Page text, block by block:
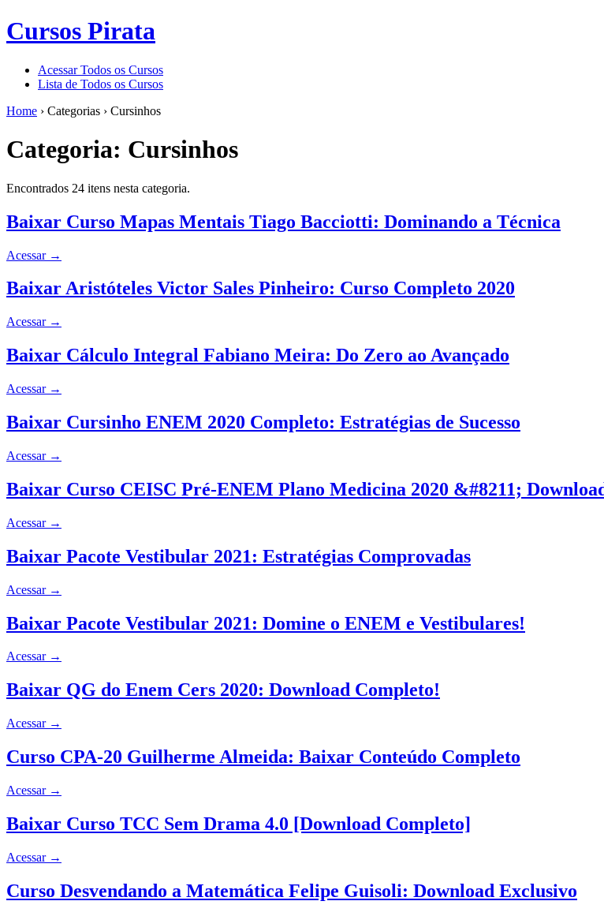
Cursos Pirata
Acessar Todos os Cursos
Lista de Todos os Cursos
Home › Categorias › Cursinhos
Categoria: Cursinhos
Encontrados 24 itens nesta categoria.
Baixar Curso Mapas Mentais Tiago Bacciotti: Dominando a Técnica
Acessar →
Baixar Aristóteles Victor Sales Pinheiro: Curso Completo 2020
Acessar →
Baixar Cálculo Integral Fabiano Meira: Do Zero ao Avançado
Acessar →
Baixar Cursinho ENEM 2020 Completo: Estratégias de Sucesso
Acessar →
Baixar Curso CEISC Pré-ENEM Plano Medicina 2020 &#8211;
Acessar →
Baixar Pacote Vestibular 2021: Estratégias Comprovadas
Acessar →
Baixar Pacote Vestibular 2021: Domine o ENEM e Vestibulares!
Acessar →
Baixar QG do Enem Cers 2020: Download Completo!
Acessar →
Curso CPA-20 Guilherme Almeida: Baixar Conteúdo Completo
Acessar →
Baixar Curso TCC Sem Drama 4.0 [Download Completo]
Acessar →
Curso Desvendando a Matemática Felipe Guisoli: Download Exclusivo